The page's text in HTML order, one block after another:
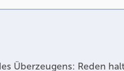
Überzeugens: Reden